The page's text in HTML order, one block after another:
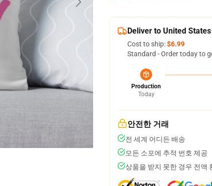
Deliver to United States
Cost to ship:$6.99
Standard - Order today to
Production
Today
안전한 거래
전 세계 어디든 배송
모든 소포에 추적 번호 제공
상품을 받지 못한 경우 전액